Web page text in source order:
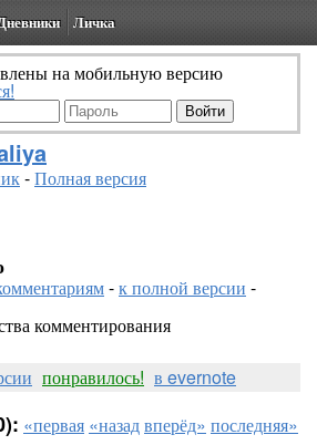
Личка
на мобильную версию
-Полная версия
-к полной версии -
комментирования
понравилось! в evernote
«первая «назадвперёд» последняя»